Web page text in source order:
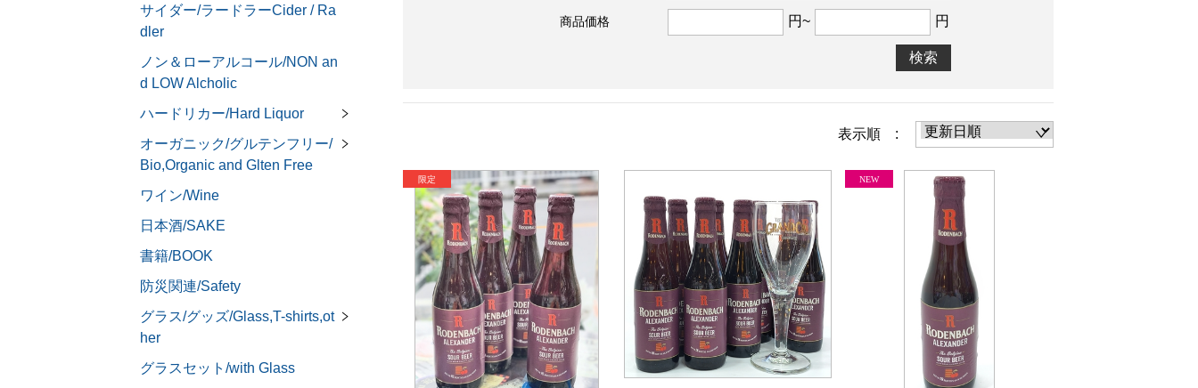
商品価格 円~ 円
検索
表示順 :
サイダー/ラードラーCider / Ra
dler
ノン＆ローアルコール/NON an
d LOW Alcholic
ハードリカー/Hard Liquor
オーガニック/グルテンフリー/
Bio,Organic and Glten Free
ワイン/Wine
日本酒/SAKE
書籍/BOOK
防災関連/Safety
グラス/グッズ/Glass,T-shirts,ot
her
グラスセット/with Glass